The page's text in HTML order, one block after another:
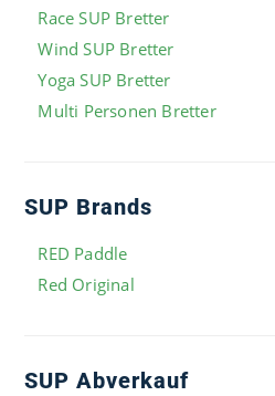
Race SUP Bretter
Wind SUP Bretter
Yoga SUP Bretter
Multi Personen Bretter
SUP Brands
RED Paddle
Red Original
SUP Abverkauf